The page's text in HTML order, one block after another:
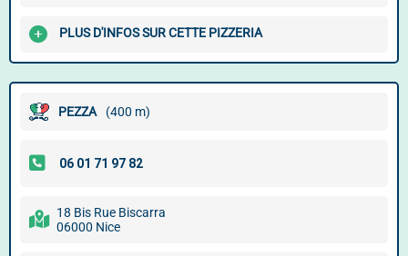
PLUS D'INFOS SUR CETTE PIZZERIA
PEZZA (400 m)
18 Bis Rue Biscarra
06000 Nice